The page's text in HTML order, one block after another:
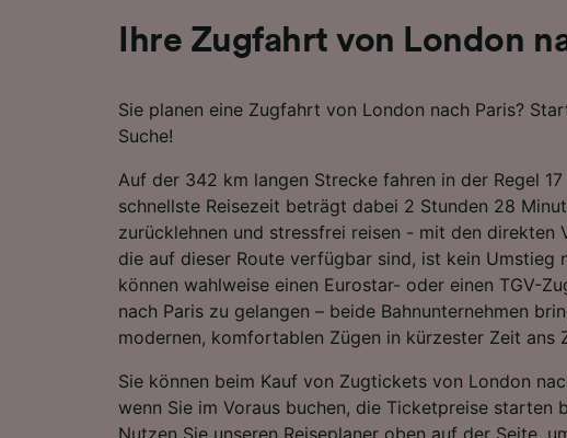
Ihre Zugfahrt von London
Sie planen eine Zugfahrt von London nach Paris?
Suche!
Auf der 342 km langen Strecke fahren in der Regel
schnellste Reisezeit beträgt dabei 2 Stunden 28
zurücklehnen und stressfrei reisen - mit den direkten
die auf dieser Route verfügbar sind, ist kein Umstieg
können wahlweise einen Eurostar- oder einen TGV-
nach Paris zu gelangen – beide Bahnunternehmen
modernen, komfortablen Zügen in kürzester Zeit ans
Sie können beim Kauf von Zugtickets von London
wenn Sie im Voraus buchen, die Ticketpreise starten
Nutzen Sie unseren Reiseplaner oben auf der Seite,